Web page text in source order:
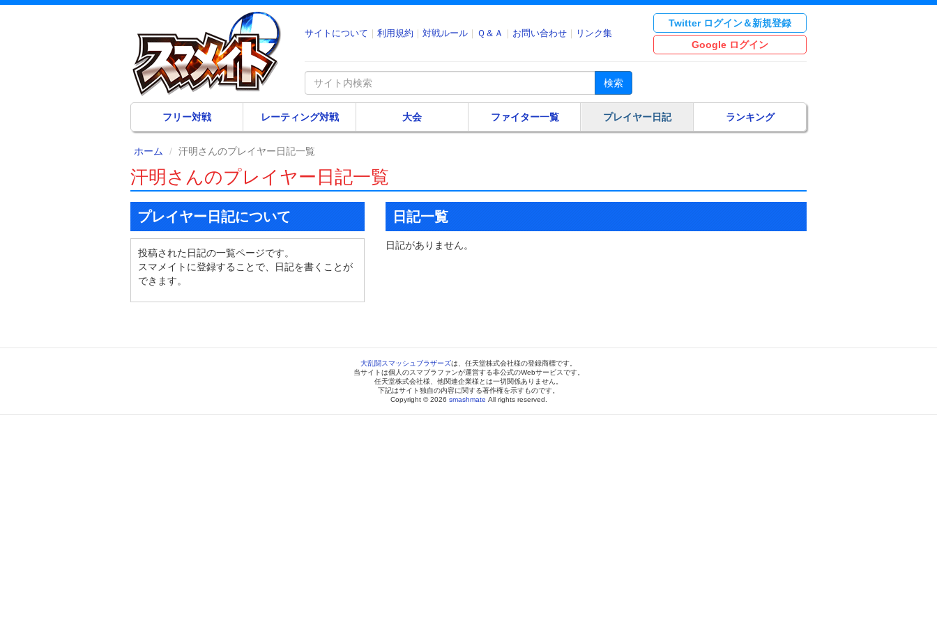
サイトについて 利用規約 対戦ルール Ｑ＆Ａ お問い合わせ リンク集
Twitter ログイン＆新規登録
Google ログイン
検索
フリー対戦 レーティング対戦 大会 ファイター一覧 プレイヤー日記 ランキング
ホーム 汗明さんのプレイヤー日記一覧
汗明さんのプレイヤー日記一覧
プレイヤー日記について
投稿された日記の一覧ページです。
スマメイトに登録することで、日記を書くことが
できます。
日記一覧
日記がありません。
大乱闘スマッシュブラザーズは、任天堂株式会社様の登録商標です。
当サイトは個人のスマブラファンが運営する非公式のWebサービスです。
任天堂株式会社様、他関連企業様とは一切関係ありません。
下記はサイト独自の内容に関する著作権を示すものです。
Copyright © 2026 smashmate All rights reserved.